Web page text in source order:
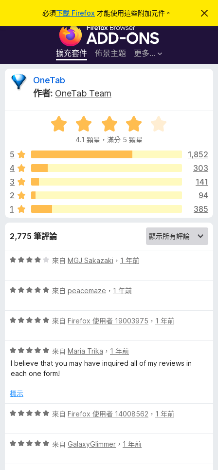
必須下載 Firefox 才能使用這些附加元件。
忽
此
F
r
e
x
覽
器
附
加
件
擴充套件 佈景主題 更多…
登入
O
T
a
b
評
OneTab
作者: OneTab Team
評
價
.
分
滿
5
4.1 顆星，滿分 5 顆星
5
1,852
4
303
3
141
2
94
1
385
2,775 筆評論
評
分
分
來自 MGJ Sakazaki ， 1 年前
評
分
分
5
分
來自 peacemaze ， 1 年前
評
分
，
滿
5
來自 Firefox 使用者 19003975 ， 1 年前
評
價
5
，
分
來自 Maria Trika ， 1 年前
I believe that you may have inquired all of my reviews in
each one form!
標示
評
分
來自 Firefox 使用者 14008562 ， 1 年前
評
來自 GalaxyGlimmer ， 1 年前